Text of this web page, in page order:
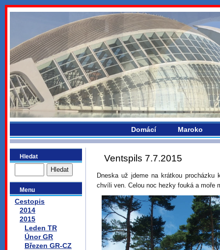
bydlikemevropou.com
Domácí Maroko
Hledat
Menu
Cestopis
2014
2015
Leden TR
Únor GR
Březen GR-CZ
Ventspils 7.7.2015
Dneska už jdeme na krátkou
chvíli ven. Celou noc hezky fouká a moře